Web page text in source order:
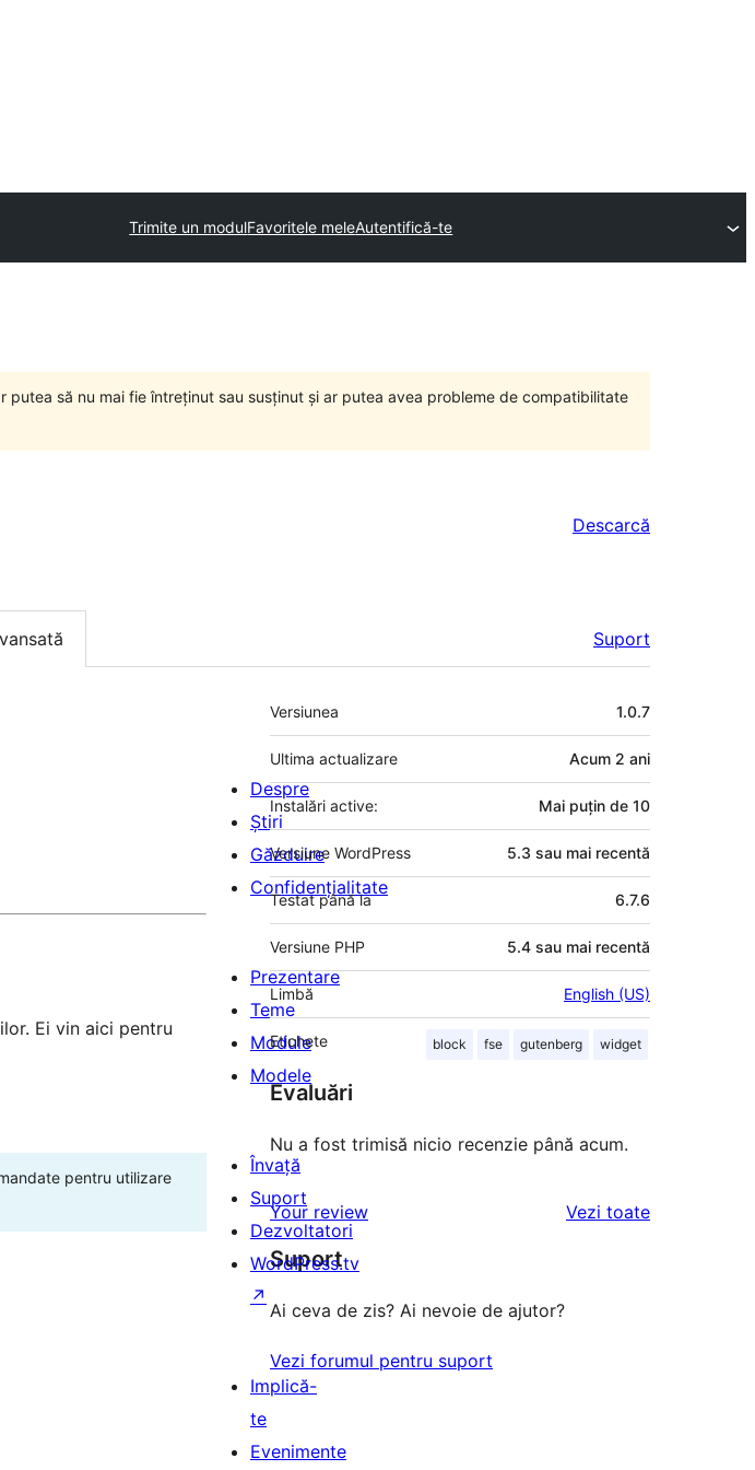
Trimite un modulFavoritele meleAutentifică-te
putea să nu mai fie întreținut sau susținut și ar putea avea probleme de compatibilitate
Descarcă
Suport
Ei vin aici pentru
pentru utilizare
Meta
Versiunea 1.0.7
Ultima actualizare Acum 2 ani
Instalări active: Mai puțin de 10
Versiune WordPress 5.3 sau mai recentă
Testat până la 6.7.6
Versiune PHP 5.4 sau mai recentă
Limbă English (US)
Etichete block fse gutenberg widget
Evaluări
Nu a fost trimisă nicio recenzie până acum.
Your review Vezi toaterecenziile
Suport
Ai ceva de zis? Ai nevoie de ajutor?
Vezi forumul pentru suport
Despre
Știri
Găzduire
Confidențialitate
Prezentare
Teme
Module
Modele
Învață
Suport
Dezvoltatori
WordPress.tv
↗
Implică-
te
Evenimente